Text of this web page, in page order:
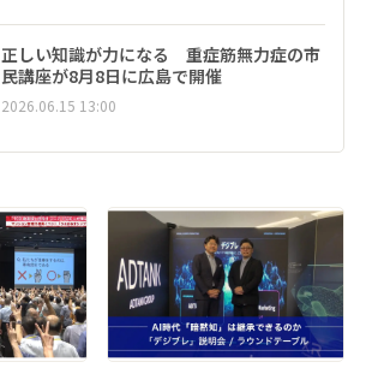
正しい知識が力になる 重症筋無力症の市
民講座が8月8日に広島で開催
2026.06.15 13:00